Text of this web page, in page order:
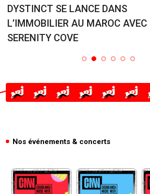
Le média WADA7 fête ses 5 ans
Nos événements & concerts